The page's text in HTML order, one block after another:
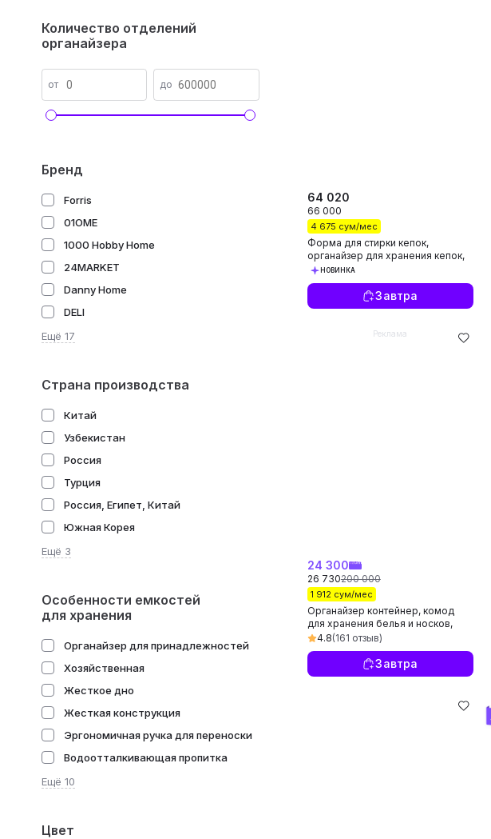
Количество отделений
органайзера
от до
Бренд
Forris
01OME
1000 Hobby Home
24MARKET
Danny Home
DELI
Ещё 17
Страна производства
Китай
Узбекистан
Россия
Турция
Россия, Египет, Китай
Южная Корея
Ещё 3
Особенности емкостей
для хранения
Органайзер для принадлежностей
Хозяйственная
Жесткое дно
Жесткая конструкция
Эргономичная ручка для переноски
Водоотталкивающая пропитка
Ещё 10
Цвет
64 020
66 000
4 675 сум/мес
Форма для стирки кепок,
органайзер для хранения кепок,
защита формы кепки
НОВИНКА
Завтра
Реклама
24 300
26 730200 000
1 912 сум/мес
Органайзер контейнер, комод
для хранения белья и носков,
подарок, органайзер для одежды
4.8(161 отзыв)
Завтра